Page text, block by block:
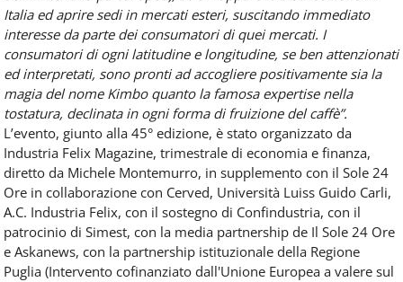
Italia ed aprire sedi in mercati esteri, suscitando immediato
interesse da parte dei consumatori di quei mercati. I
consumatori di ogni latitudine e longitudine, se ben attenzionati
ed interpretati, sono pronti ad accogliere positivamente sia la
magia del nome Kimbo quanto la famosa expertise nella
tostatura, declinata in ogni forma di fruizione del caffè”.
L’evento, giunto alla 45° edizione, è stato organizzato da
Industria Felix Magazine, trimestrale di economia e finanza,
diretto da Michele Montemurro, in supplemento con il Sole 24
Ore in collaborazione con Cerved, Università Luiss Guido Carli,
A.C. Industria Felix, con il sostegno di Confindustria, con il
patrocinio di Simest, con la media partnership de Il Sole 24 Ore
e Askanews, con la partnership istituzionale della Regione
Puglia (Intervento cofinanziato dall'Unione Europea a valere sul